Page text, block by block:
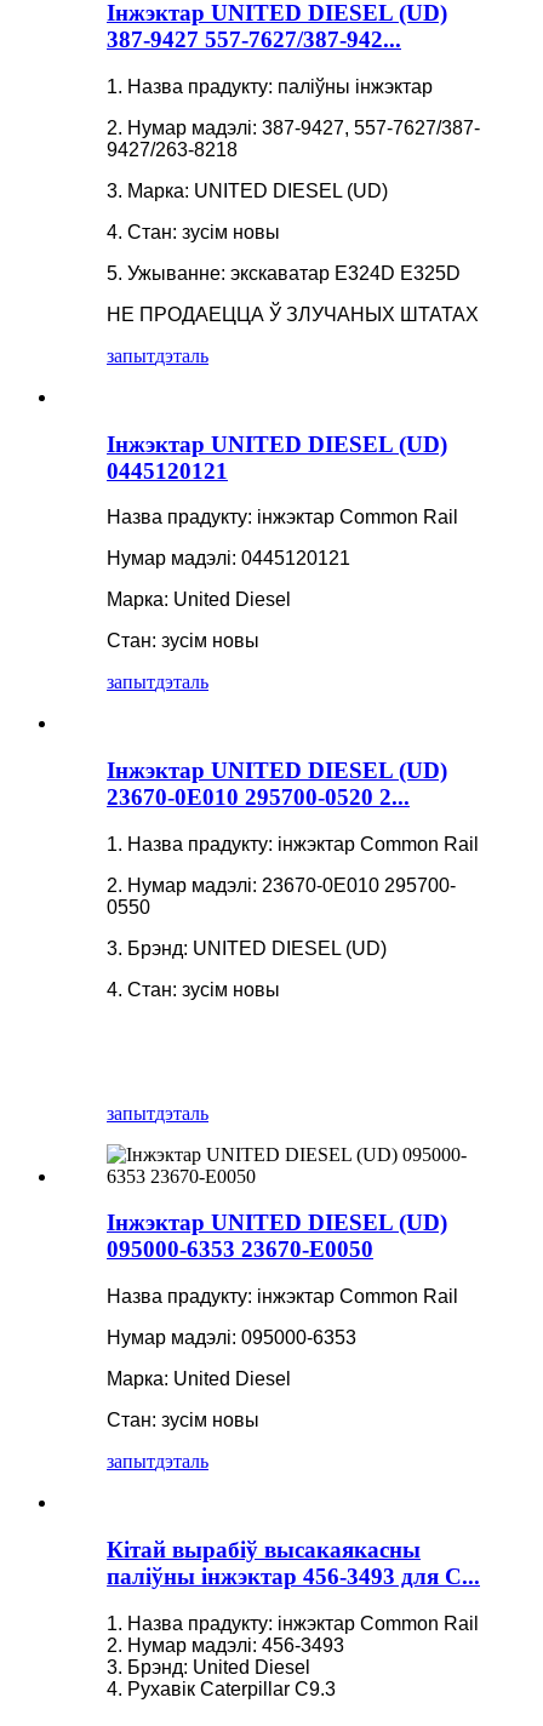
Інжэктар UNITED DIESEL (UD)
387-9427 557-7627/387-942...
1. Назва прадукту: паліўны інжэктар
2. Нумар мадэлі: 387-9427, 557-7627/387-
9427/263-8218
3. Марка: UNITED DIESEL (UD)
4. Стан: зусім новы
5. Ужыванне: экскаватар E324D E325D
НЕ ПРОДАЕЦЦА Ў ЗЛУЧАНЫХ ШТАТАХ
запытдэталь
Інжэктар UNITED DIESEL (UD)
0445120121
Назва прадукту: інжэктар Common Rail
Нумар мадэлі: 0445120121
Марка: United Diesel
Стан: зусім новы
запытдэталь
Інжэктар UNITED DIESEL (UD)
23670-0E010 295700-0520 2...
1. Назва прадукту: інжэктар Common Rail
2. Нумар мадэлі: 23670-0E010 295700-
0550
3. Брэнд: UNITED DIESEL (UD)
4. Стан: зусім новы
запытдэталь
Інжэктар UNITED DIESEL (UD)
095000-6353 23670-E0050
Назва прадукту: інжэктар Common Rail
Нумар мадэлі: 095000-6353
Марка: United Diesel
Стан: зусім новы
запытдэталь
Кітай вырабіў высакаякасны
паліўны інжэктар 456-3493 для C...
1. Назва прадукту: інжэктар Common Rail
2. Нумар мадэлі: 456-3493
3. Брэнд: United Diesel
4. Рухавік Caterpillar C9.3